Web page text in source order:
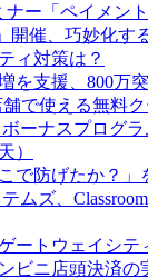
ナー「ペイメン
開催、巧妙化す
ィ対策は？
を支援、800万
で使える無料
ボーナスプログ
）
で防げたか？
ムズ、
ートウェイシ
ビニ店頭決済の